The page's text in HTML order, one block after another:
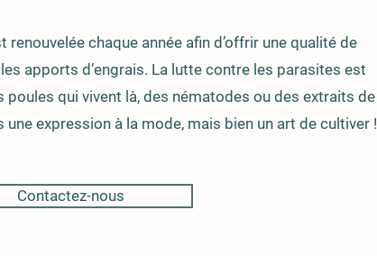
chaque année afin d’offrir une qualité de
apports d’engrais. La lutte contre les parasites est
poules qui vivent là, des nématodes ou des extraits de
une expression à la mode, mais bien un art de cultiver !
Contactez-nous